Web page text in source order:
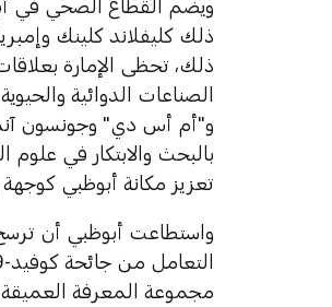
ويضم القطاع الصحي في
ذلك كليفلاند كلينك
ذلك، تحظى الإمارة
الصناعات الدوائية
و"أم أس دي" وجونسون آند
بالبحث والابتكار في
تعزيز مكانة أبوظبي
واستطاعت أبوظبي أن
مجموعة المعرفة العميقة